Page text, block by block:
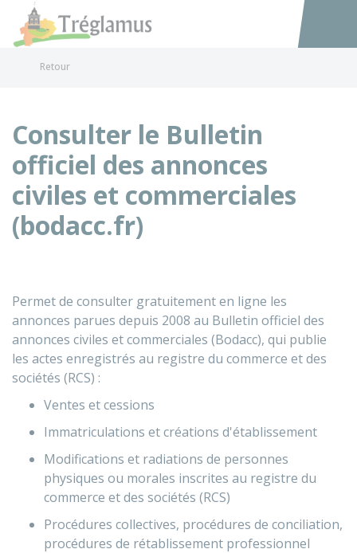
Accéder
Retour
Consulter le Bulletin
officiel des annonces
civiles et commerciales
(bodacc.fr)
Permet de consulter gratuitement en ligne les
annonces parues depuis 2008 au Bulletin officiel des
annonces civiles et commerciales (Bodacc), qui publie
les actes enregistrés au registre du commerce et des
sociétés (RCS) :
Ventes et cessions
Immatriculations et créations d'établissement
Modifications et radiations de personnes
physiques ou morales inscrites au registre du
commerce et des sociétés (RCS)
Procédures collectives, procédures de conciliation,
procédures de rétablissement professionnel